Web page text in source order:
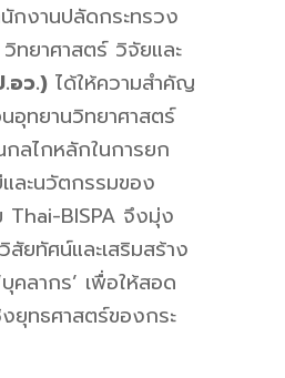
กงานปลัดกระทรวง
ทยาศาสตร์ วิจัยและ
อว.)ได้ให้ความสำคัญ
อุทยานวิทยาศาสตร์
กลไกหลักในการยก
และนวัตกรรมของ
Thai-BISPA จึงมุ่ง
ยทัศน์และเสริมสร้าง
คลากร’ เพื่อให้สอด
ยุทธศาสตร์ของกระ